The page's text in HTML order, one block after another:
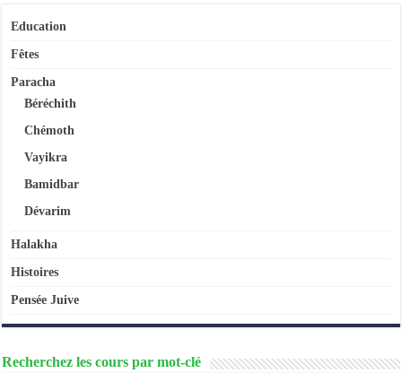
Education
Fêtes
Paracha
Béréchith
Chémoth
Vayikra
Bamidbar
Dévarim
Halakha
Histoires
Pensée Juive
Recherchez les cours par mot-clé